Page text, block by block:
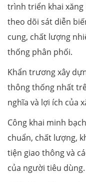
trình triển khai xăng
theo dõi sát diễn
cung, chất lượng
thống phân phối.
Khẩn trương xây
thông thống nhất
nghĩa và lợi ích của
Công khai minh
chuẩn, chất lượng,
tiện giao thông và
của người tiêu dùng.